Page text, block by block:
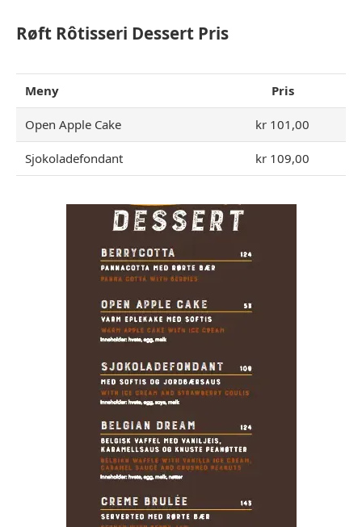
Røft Rôtisseri Dessert Pris
Meny Pris
Open Apple Cake kr 101,00
Sjokoladefondant kr 109,00